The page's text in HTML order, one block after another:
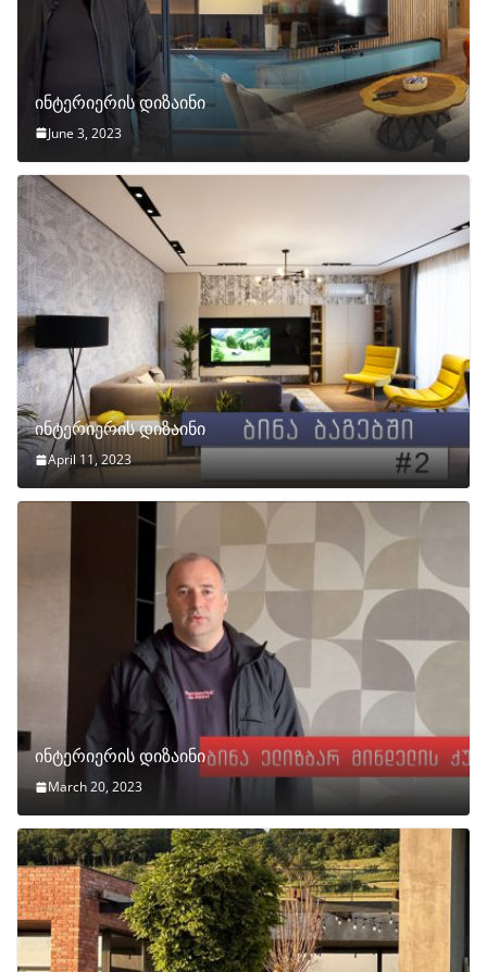
ინტერიერის დიზაინი
June 3, 2023
ინტერიერის დიზაინი
April 11, 2023
ინტერიერის დიზაინი
March 20, 2023